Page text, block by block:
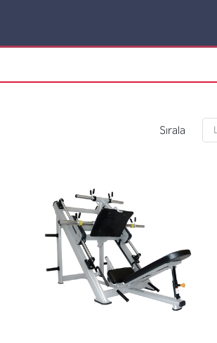
Sırala